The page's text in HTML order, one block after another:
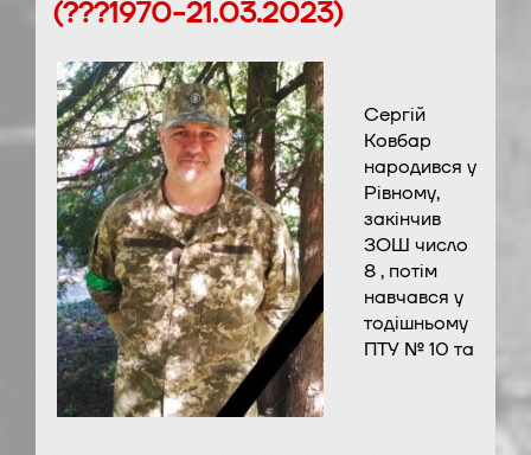
(???1970-21.03.2023)
Сергій
Ковбар
народився у
Рівному,
закінчив
ЗОШ число
8 , потім
навчався у
тодішньому
ПТУ № 10 та